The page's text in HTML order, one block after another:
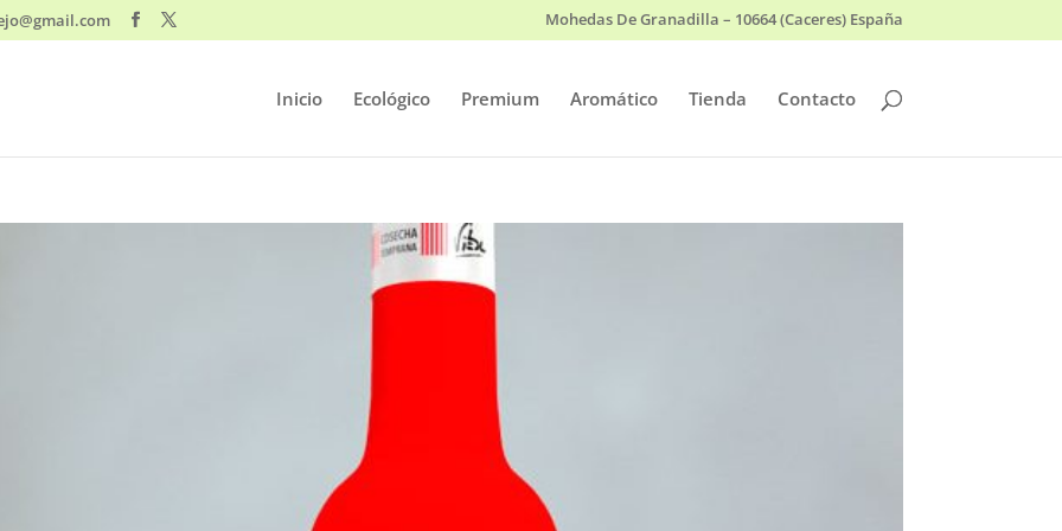
Mohedas De Granadilla – 10664 (Caceres) España
Inicio Ecológico Premium Aromático Tienda Contacto